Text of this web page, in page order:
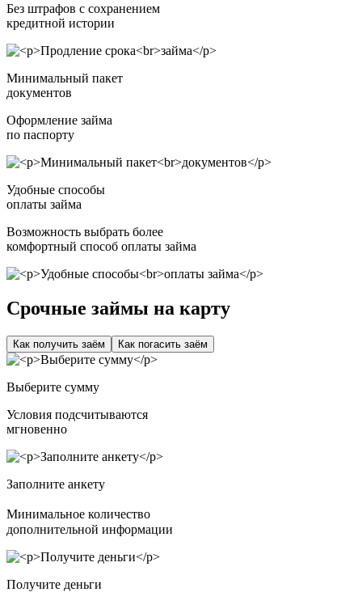
Без штрафов с сохранением
кредитной истории
Минимальный пакет
документов
Оформление займа
по паспорту
Удобные способы
оплаты займа
Возможность выбрать более
комфортный способ оплаты займа
Срочные займы на карту
Как получить заём Как погасить заём
Выберите сумму
Условия подсчитываются
мгновенно
Заполните анкету
Минимальное количество
дополнительной информации
Получите деньги